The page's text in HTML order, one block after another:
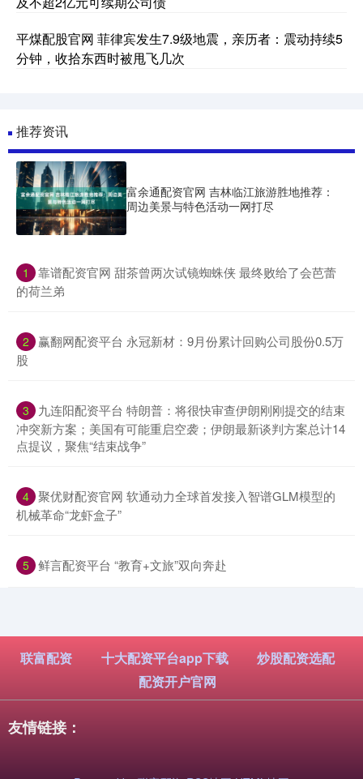
平煤配股官网 菲律宾发生7.9级地震，亲历者：震动持续5
分钟，收拾东西时被甩飞几次
推荐资讯
富余通配资官网 吉林临江旅游胜地推荐：
周边美景与特色活动一网打尽
1
​靠谱配资官网 甜茶曾两次试镜蜘蛛侠 最终败给了会芭蕾
的荷兰弟
2
​赢翻网配资平台 永冠新材：9月份累计回购公司股份0.5万
股
3
​九连阳配资平台 特朗普：将很快审查伊朗刚刚提交的结束
冲突新方案；美国有可能重启空袭；伊朗最新谈判方案总计14
点提议，聚焦“结束战争”
4 ​聚优财配资官网 软通动力全球首发接入智谱GLM模型的
机械革命“龙虾盒子”
5 ​鲜言配资平台 “教育+文旅”双向奔赴
联富配资 十大配资平台app下载
炒股配资选配
配资开户官网
友情链接：